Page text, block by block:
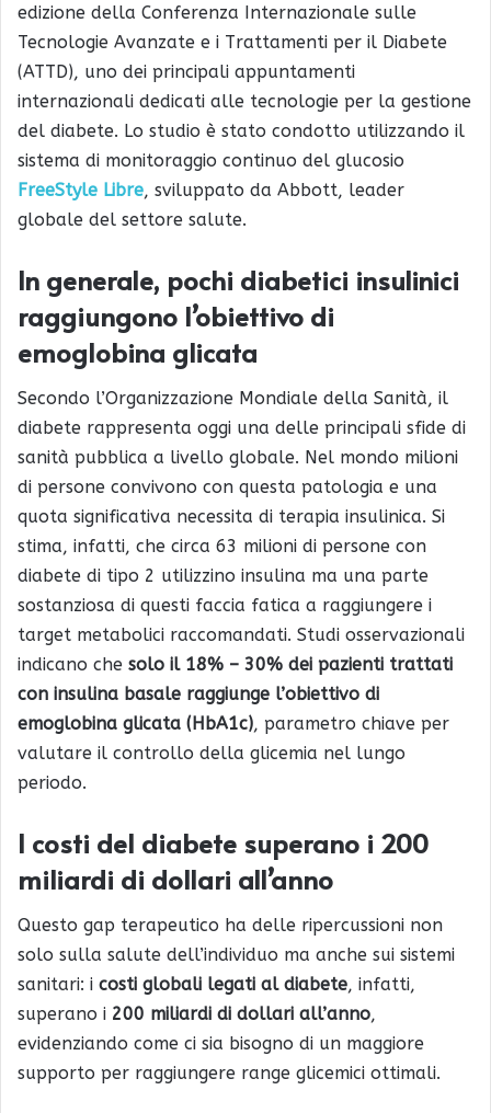
edizione della Conferenza Internazionale sulle
Tecnologie Avanzate e i Trattamenti per il Diabete
(ATTD), uno dei principali appuntamenti
internazionali dedicati alle tecnologie per la gestione
del diabete. Lo studio è stato condotto utilizzando il
sistema di monitoraggio continuo del glucosio
FreeStyle Libre, sviluppato da Abbott, leader
globale del settore salute.
In generale, pochi diabetici insulinici
raggiungono l’obiettivo di
emoglobina glicata
Secondo l’Organizzazione Mondiale della Sanità, il
diabete rappresenta oggi una delle principali sfide di
sanità pubblica a livello globale. Nel mondo milioni
di persone convivono con questa patologia e una
quota significativa necessita di terapia insulinica. Si
stima, infatti, che circa 63 milioni di persone con
diabete di tipo 2 utilizzino insulina ma una parte
sostanziosa di questi faccia fatica a raggiungere i
target metabolici raccomandati. Studi osservazionali
indicano che solo il 18% – 30% dei pazienti trattati
con insulina basale raggiunge l’obiettivo di
emoglobina glicata (HbA1c), parametro chiave per
valutare il controllo della glicemia nel lungo
periodo.
I costi del diabete superano i 200
miliardi di dollari all’anno
Questo gap terapeutico ha delle ripercussioni non
solo sulla salute dell’individuo ma anche sui sistemi
sanitari: i costi globali legati al diabete, infatti,
superano i 200 miliardi di dollari all’anno,
evidenziando come ci sia bisogno di un maggiore
supporto per raggiungere range glicemici ottimali.